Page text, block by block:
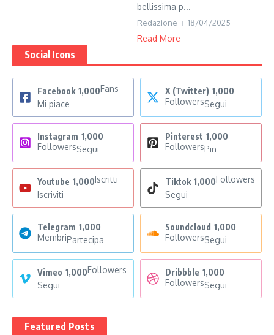
bellissima p...
Redazione 18/04/2025
Read More
Social Icons
Facebook 1,000Fans
Mi piace
X (Twitter) 1,000
FollowersSegui
Instagram 1,000
FollowersSegui
Pinterest 1,000
FollowersPin
Youtube 1,000Iscritti
Iscriviti
Tiktok 1,000Followers
Segui
Telegram 1,000
MembriPartecipa
Soundcloud 1,000
FollowersSegui
Vimeo 1,000Followers
Segui
Dribbble 1,000
FollowersSegui
Featured Posts